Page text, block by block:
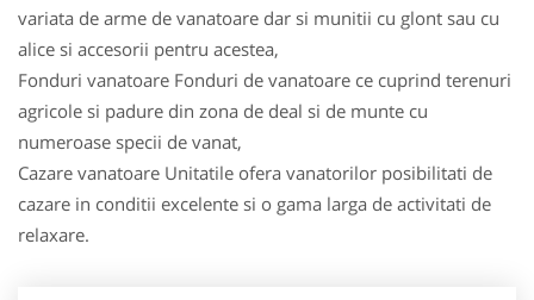
variata de arme de vanatoare dar si munitii cu glont sau cu
alice si accesorii pentru acestea,
Fonduri vanatoare Fonduri de vanatoare ce cuprind terenuri
agricole si padure din zona de deal si de munte cu
numeroase specii de vanat,
Cazare vanatoare Unitatile ofera vanatorilor posibilitati de
cazare in conditii excelente si o gama larga de activitati de
relaxare.